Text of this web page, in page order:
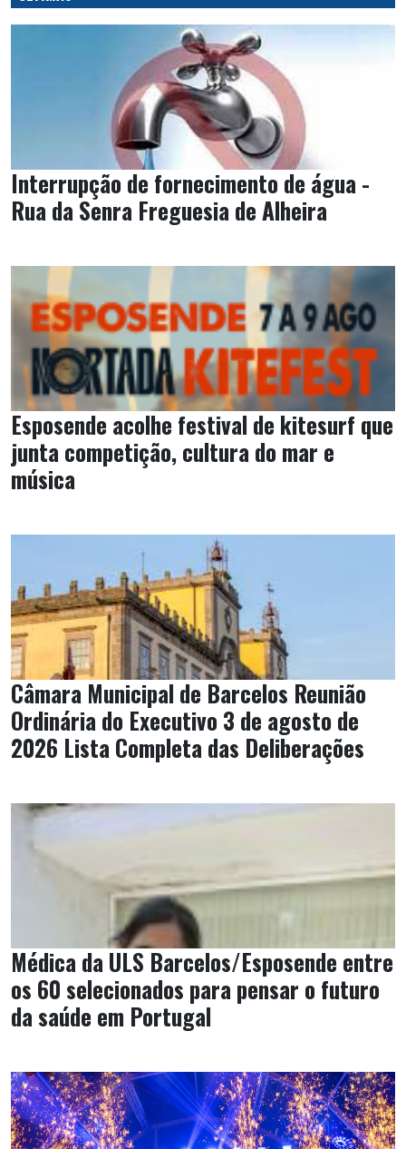
Interrupção de fornecimento de água -
Rua da Senra Freguesia de Alheira
Esposende acolhe festival de kitesurf que
junta competição, cultura do mar e
música
Câmara Municipal de Barcelos Reunião
Ordinária do Executivo 3 de agosto de
2026 Lista Completa das Deliberações
Médica da ULS Barcelos/Esposende entre
os 60 selecionados para pensar o futuro
da saúde em Portugal